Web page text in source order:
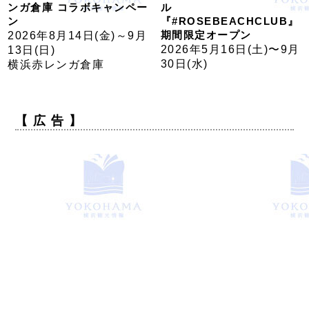
ンガ倉庫 コラボキャンペー
ン
2026年8月14日(金)～9月
13日(日)
横浜赤レンガ倉庫
ル
『#ROSEBEACHCLUB』
期間限定オープン
2026年5月16日(土)〜9月
30日(水)
【 広 告 】